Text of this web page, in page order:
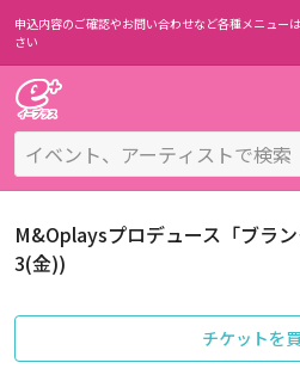
申込内容のご確認やお問い合わせなど各種メニューは
さい
M&Oplaysプロデュース「ブラ
3(金))
チケットを